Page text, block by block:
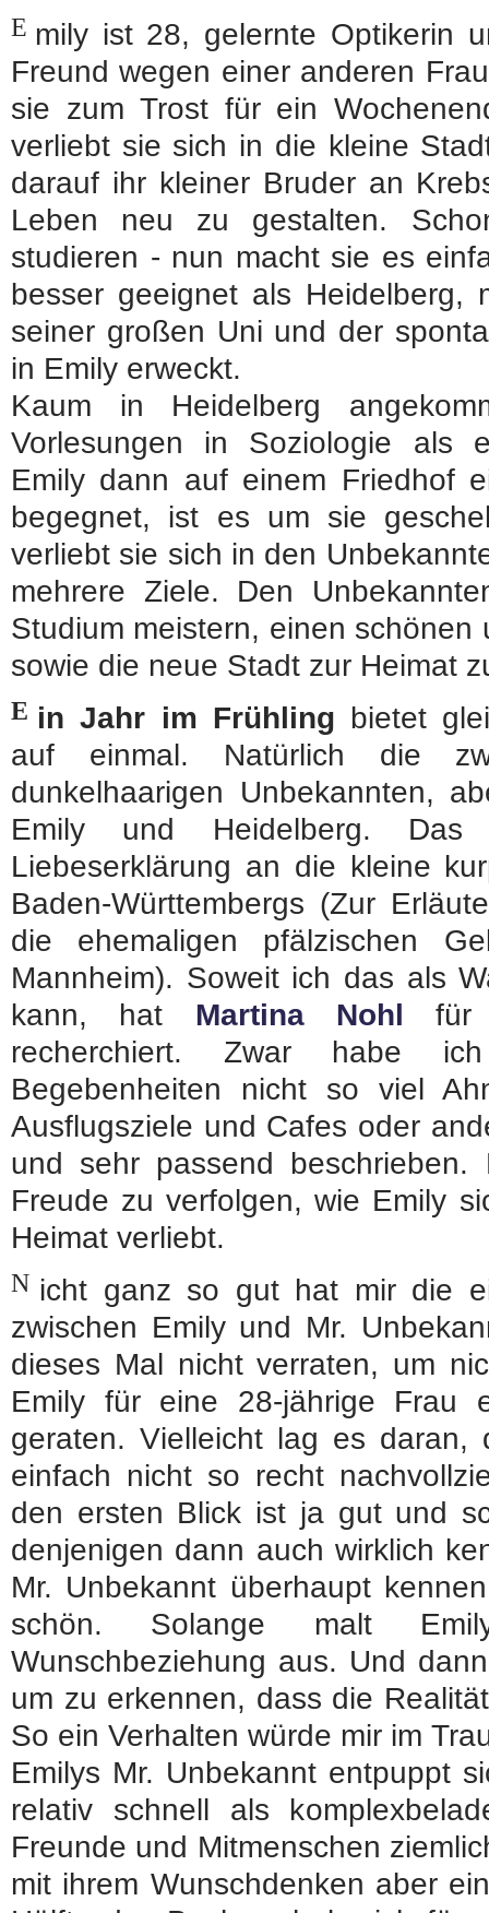
E mily ist 28, gelernte Optikerin
Freund wegen einer anderen
sie zum Trost für ein
verliebt sie sich in die kleine
darauf ihr kleiner Bruder an
Leben neu zu gestalten.
studieren - nun macht sie es
besser geeignet als Heidelberg,
seiner großen Uni und der
in Emily erweckt.
Kaum in Heidelberg
Vorlesungen in Soziologie als
Emily dann auf einem Friedhof
begegnet, ist es um sie
verliebt sie sich in den
mehrere Ziele. Den
Studium meistern, einen
sowie die neue Stadt zur Heimat
E in Jahr im Frühling bietet
auf einmal. Natürlich die
dunkelhaarigen Unbekannten,
Emily und Heidelberg.
Liebeserklärung an die kleine
Baden-Württembergs (Zur
die ehemaligen pfälzischen
Mannheim). Soweit ich das als
kann, hat Martina Nohl für
recherchiert. Zwar habe
Begebenheiten nicht so viel
Ausflugsziele und Cafes oder
und sehr passend
Freude zu verfolgen, wie Emily
Heimat verliebt.
N icht ganz so gut hat mir die
zwischen Emily und Mr.
dieses Mal nicht verraten, um
Emily für eine 28-jährige Frau
geraten. Vielleicht lag es daran,
einfach nicht so recht
den ersten Blick ist ja gut und
denjenigen dann auch wirklich
Mr. Unbekannt überhaupt
schön. Solange malt
Wunschbeziehung aus. Und
um zu erkennen, dass die
So ein Verhalten würde mir im
Emilys Mr. Unbekannt entpuppt
relativ schnell als
Freunde und Mitmenschen
mit ihrem Wunschdenken aber